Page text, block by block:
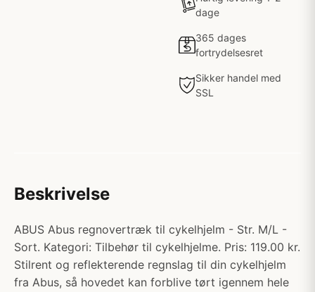
dage
365 dages
fortrydelsesret
Sikker handel med
SSL
Beskrivelse
ABUS Abus regnovertræk til cykelhjelm - Str. M/L -
Sort. Kategori: Tilbehør til cykelhjelme. Pris: 119.00 kr.
Stilrent og reflekterende regnslag til din cykelhjelm
fra Abus, så hovedet kan forblive tørt igennem hele